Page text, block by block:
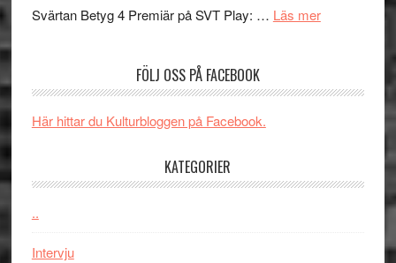
spännande
Chan
kan
Svärtan Betyg 4 Premiär på SVT Play: … Läs merom
serie:
om
människans
FÖLJ OSS PÅ FACEBOOK
Här hittar du Kulturbloggen på Facebook.
KATEGORIER
..
Intervju